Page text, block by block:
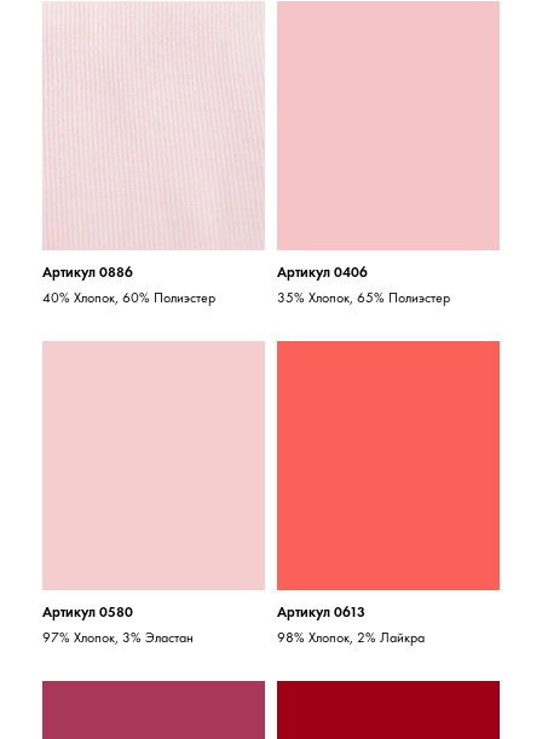
Артикул 0886
40% Хлопок, 60% Полиэстер
Артикул 0406
35% Хлопок, 65% Полиэстер
Артикул 0580
97% Хлопок, 3% Эластан
Артикул 0613
98% Хлопок, 2% Лайкра